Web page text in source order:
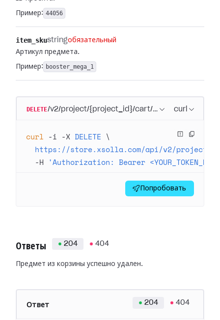
Пример: 44056
item_skustringобязательный
Артикул предмета.
Пример: booster_mega_1
DELETE/v2/project/{project_id}/cart/item/{item_sku}
curl
curl -i -X DELETE \
https://store.xsolla.com/api/v2/project/
  -H
'Authorization: Bearer
Попробовать
Ответы 204 404
Предмет из корзины успешно удален.
Ответ 204 404